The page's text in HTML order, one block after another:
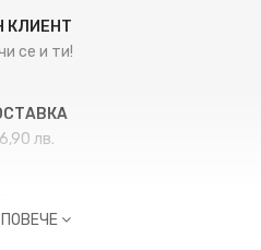
КЛИЕНТ
се и ти!
лв.